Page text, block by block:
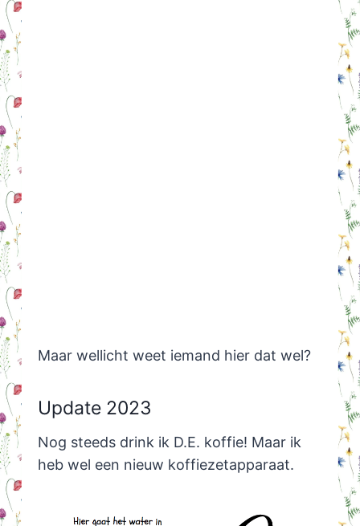
Maar wellicht weet iemand hier dat wel?
Update 2023
Nog steeds drink ik D.E. koffie! Maar ik
heb wel een nieuw koffiezetapparaat.